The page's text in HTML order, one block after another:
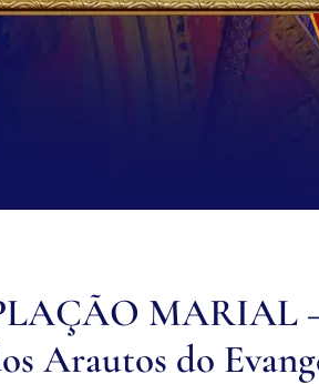
MARIAL –
Arautos do